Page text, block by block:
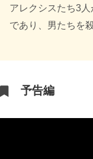
アレクシスたち3
であり、男たちを
予告編